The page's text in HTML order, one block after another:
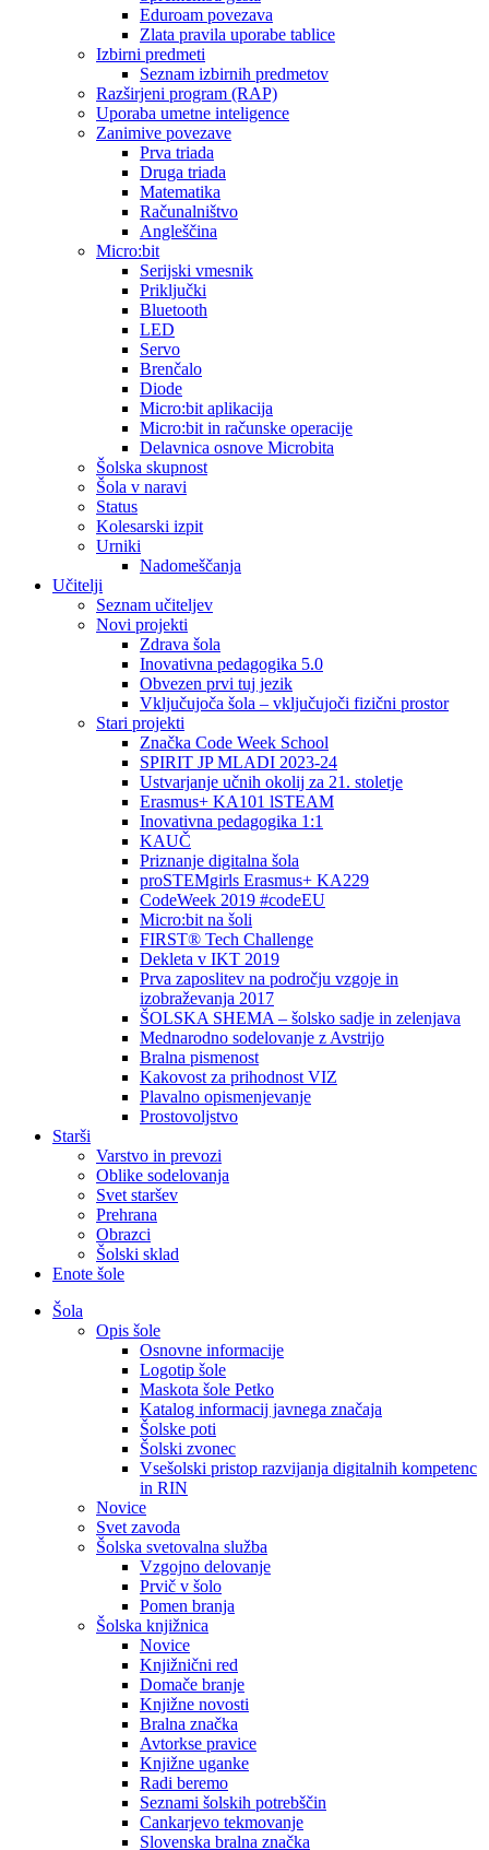
Eduroam povezava
Zlata pravila uporabe tablice
Izbirni predmeti
Seznam izbirnih predmetov
Razširjeni program (RAP)
Uporaba umetne inteligence
Zanimive povezave
Prva triada
Druga triada
Matematika
Računalništvo
Angleščina
Micro:bit
Serijski vmesnik
Priključki
Bluetooth
LED
Servo
Brenčalo
Diode
Micro:bit aplikacija
Micro:bit in računske operacije
Delavnica osnove Microbita
Šolska skupnost
Šola v naravi
Status
Kolesarski izpit
Urniki
Nadomeščanja
Učitelji
Seznam učiteljev
Novi projekti
Zdrava šola
Inovativna pedagogika 5.0
Obvezen prvi tuj jezik
Vključujoča šola – vključujoči fizični prostor
Stari projekti
Značka Code Week School
SPIRIT JP MLADI 2023-24
Ustvarjanje učnih okolij za 21. stoletje
Erasmus+ KA101 lSTEAM
Inovativna pedagogika 1:1
KAUČ
Priznanje digitalna šola
proSTEMgirls Erasmus+ KA229
CodeWeek 2019 #codeEU
Micro:bit na šoli
FIRST® Tech Challenge
Dekleta v IKT 2019
Prva zaposlitev na področju vzgoje in
izobraževanja 2017
ŠOLSKA SHEMA – šolsko sadje in zelenjava
Mednarodno sodelovanje z Avstrijo
Bralna pismenost
Kakovost za prihodnost VIZ
Plavalno opismenjevanje
Prostovoljstvo
Starši
Varstvo in prevozi
Oblike sodelovanja
Svet staršev
Prehrana
Obrazci
Šolski sklad
Enote šole
Šola
Opis šole
Osnovne informacije
Logotip šole
Maskota šole Petko
Katalog informacij javnega značaja
Šolske poti
Šolski zvonec
Vsešolski pristop razvijanja digitalnih kompetenc
in RIN
Novice
Svet zavoda
Šolska svetovalna služba
Vzgojno delovanje
Prvič v šolo
Pomen branja
Šolska knjižnica
Novice
Knjižnični red
Domače branje
Knjižne novosti
Bralna značka
Avtorkse pravice
Knjižne uganke
Radi beremo
Seznami šolskih potrebščin
Cankarjevo tekmovanje
Slovenska bralna značka